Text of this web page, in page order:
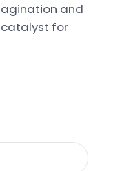
and
for